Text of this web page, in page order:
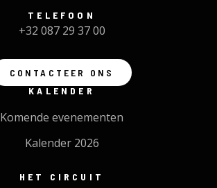
TELEFOON
+32 087 29 37 00
CONTACTEER ONS
KALENDER
Komende evenementen
Kalender 2026
HET CIRCUIT